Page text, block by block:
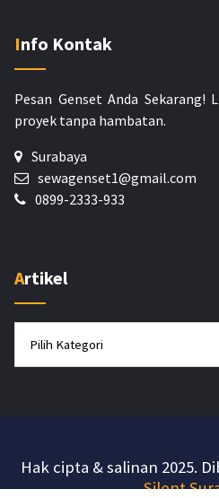
Info Kontak
Pesan Genset Anda Sekarang!
proyek tanpa hambatan.
Surabaya
sewagenset1@gmail.com
0899-2333-933
Artikel
Hak cipta & salinan 2025.
Silent